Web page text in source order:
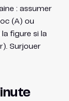
: assumer
(A) ou
figure si la
Surjouer